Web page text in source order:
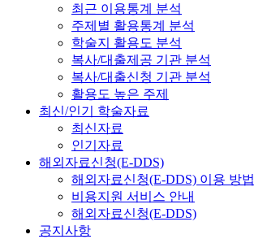
최근 이용통계 분석
주제별 활용통계 분석
학술지 활용도 분석
복사/대출제공 기관 분석
복사/대출신청 기관 분석
활용도 높은 주제
최신/인기 학술자료
최신자료
인기자료
해외자료신청(E-DDS)
해외자료신청(E-DDS) 이용 방법
비용지원 서비스 안내
해외자료신청(E-DDS)
공지사항